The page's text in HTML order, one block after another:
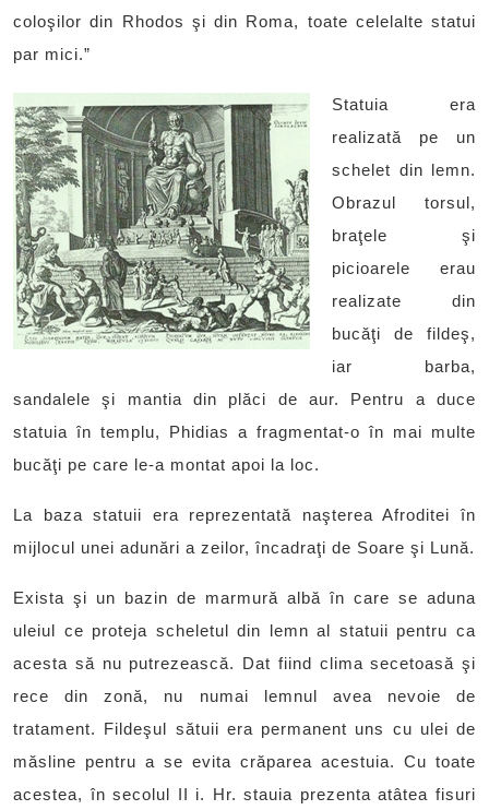
coloşilor din Rhodos şi din Roma, toate celelalte statui
par mici.”
Statuia era
realizată pe un
schelet din lemn.
Obrazul torsul,
braţele şi
picioarele erau
realizate din
bucăţi de fildeş,
iar barba,
sandalele şi mantia din plăci de aur. Pentru a duce
statuia în templu, Phidias a fragmentat-o în mai multe
bucăţi pe care le-a montat apoi la loc.
La baza statuii era reprezentată naşterea Afroditei în
mijlocul unei adunări a zeilor, încadraţi de Soare şi Lună.
Exista şi un bazin de marmură albă în care se aduna
uleiul ce proteja scheletul din lemn al statuii pentru ca
acesta să nu putrezească. Dat fiind clima secetoasă şi
rece din zonă, nu numai lemnul avea nevoie de
tratament. Fildeşul sătuii era permanent uns cu ulei de
măsline pentru a se evita crăparea acestuia. Cu toate
acestea, în secolul II i. Hr. stauia prezenta atâtea fisuri